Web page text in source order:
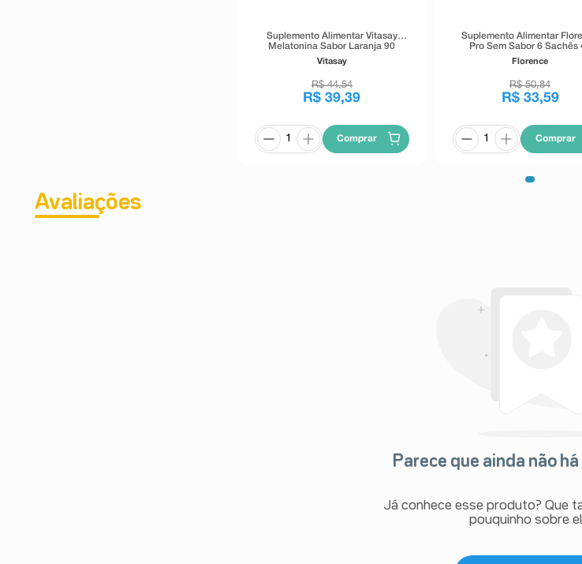
Suplemento Alimentar Vitasay
Melatonina Sabor Laranja 90
Comprimidos Orodispersíveis
Vitasay
R$ 44,54
R$ 39,39
Comprar
Suplemento Alimentar
Pro Sem Sabor 6 Sachês
Florence
R$ 50,84
R$ 33,59
Comprar
Avaliações
Parece que ainda não
Já conhece esse produto? Que
pouquinho sobre